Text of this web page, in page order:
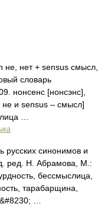
не, нет + sensus смысл,
словарь
нонсенс [нонсэнс],
не и sensus – смысл]
…
синонимов и
ред. Н. Абрамова, М.:
бессмыслица,
тарабарщина,
…